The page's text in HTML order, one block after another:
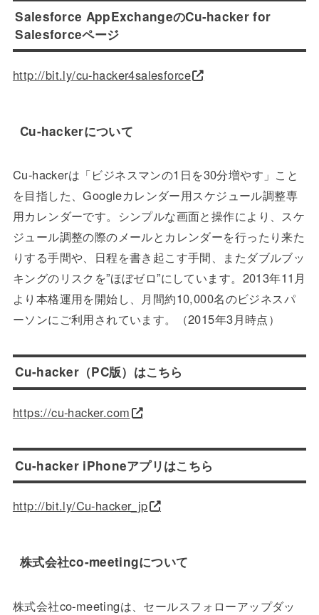
Salesforce AppExchangeのCu-hacker for
Salesforceページ
http://bit.ly/cu-hacker4salesforce
Cu-hackerについて
Cu-hackerは「ビジネスマンの1日を30分増やす」こと
を目指した、Googleカレンダー用スケジュール調整専
用カレンダーです。シンプルな画面と操作により、スケ
ジュール調整の際のメールとカレンダーを行ったり来た
りする手間や、日程を書き起こす手間、またダブルブッ
キングのリスクを”ほぼゼロ”にしています。2013年11月
より本格運用を開始し、月間約10,000名のビジネスパ
ーソンにご利用されています。（2015年3月時点）
Cu-hacker（PC版）はこちら
https://cu-hacker.com
Cu-hacker iPhoneアプリはこちら
http://bit.ly/Cu-hacker_jp
株式会社co-meetingについて
株式会社co-meetingは、セールスフォローアップダッ